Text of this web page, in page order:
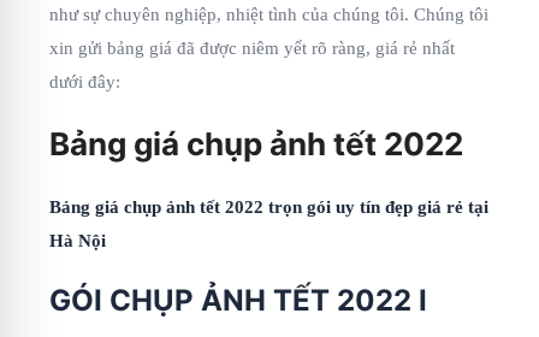
như sự chuyên nghiệp, nhiệt tình của chúng tôi. Chúng tôi
xin gửi bảng giá đã được niêm yết rõ ràng, giá rẻ nhất
dưới đây:
Bảng giá chụp ảnh tết 2022
Bảng giá chụp ảnh tết 2022 trọn gói uy tín đẹp giá rẻ tại
Hà Nội
GÓI CHỤP ẢNH TẾT 2022 I